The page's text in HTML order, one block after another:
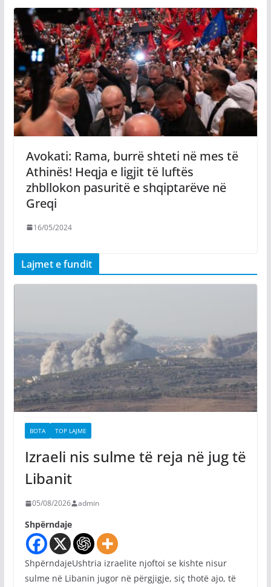
Avokati: Rama, burrë shteti në mes të
Athinës! Heqja e ligjit të luftës
zhbllokon pasuritë e shqiptarëve në
Greqi
16/05/2024
Lajmet e fundit
BOTA TOP LAJME
Izraeli nis sulme të reja në jug të
Libanit
05/08/2026 admin
Shpërndaje
ShpërndajeUshtria izraelite njoftoi se kishte nisur
sulme në Libanin jugor në përgjigje, siç thotë ajo, të